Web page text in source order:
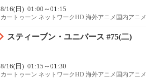
8/16(日) 01:00～01:15
カートゥーン ネットワークHD 海外アニメ国内アニメ
スティーブン・ユニバース #75(二)
8/16(日) 01:15～01:30
カートゥーン ネットワークHD 海外アニメ国内アニメ